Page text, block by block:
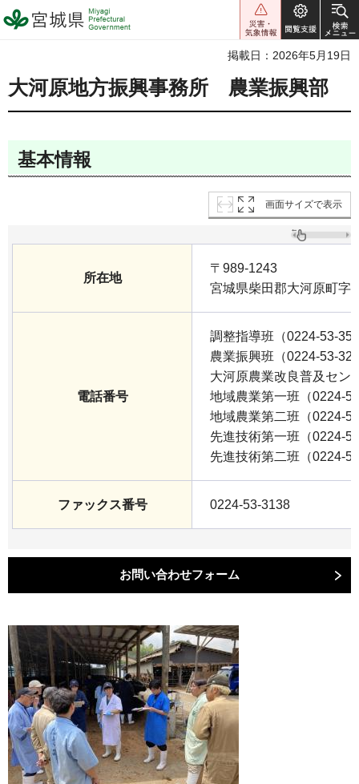
宮城県 Miyagi Prefectural
Government
掲載日：2026年5月19日
大河原地方振興事務所 農業振興部
基本情報
画面サイズで表示
所在地
〒989-1243
宮城県柴田郡大河原町字
電話番号
調整指導班（0224-53-
農業振興班（0224-53-
大河原農業改良普及セン
地域農業第一班（0224-
地域農業第二班（0224-
先進技術第一班（0224-
先進技術第二班（0224-
ファックス番号 0224-53-3138